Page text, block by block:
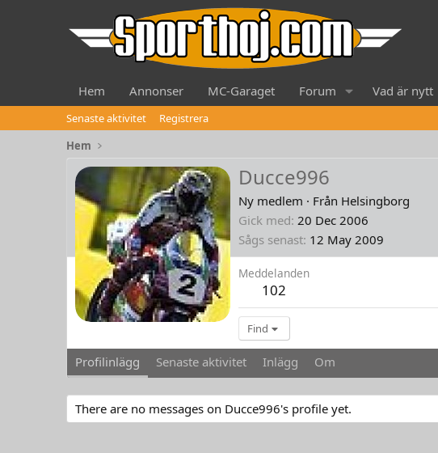
Hem Annonser MC-Garaget Forum Vad är nytt
Senaste aktivitet
Registrera
Hem
Ducce996
Ny medlem · Från Helsingborg
Gick med 20 Dec 2006
Sågs senast 12 May 2009
Meddelanden
102
Find
Profilinlägg Senaste aktivitet Inlägg Om
There are no messages on Ducce996's profile yet.